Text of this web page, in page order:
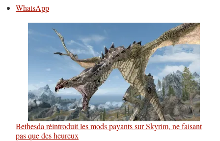
WhatsApp
Bethesda réintroduit les mods payants sur Skyrim, ne faisant
pas que des heureux